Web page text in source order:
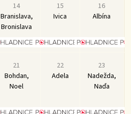
14
Branislava,
Bronislava
15
Ivica
16
Albína
21
Bohdan,
Noel
22
Adela
23
Nadežda,
Naďa